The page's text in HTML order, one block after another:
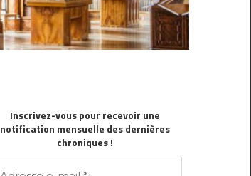
Inscrivez-vous pour recevoir une
notification mensuelle des dernières
chroniques !